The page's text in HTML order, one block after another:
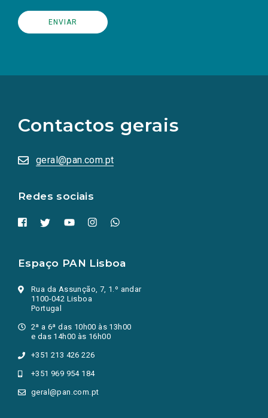
Contactos gerais
geral@pan.com.pt
Redes sociais
redes
sociais
numa
nova
Espaço PAN Lisboa
Rua da Assunção, 7, 1.º andar
1100-042 Lisboa
Portugal
2ª a 6ª das 10h00 às 13h00
e das 14h00 às 16h00
+351 213 426 226
+351 969 954 184
geral@pan.com.pt